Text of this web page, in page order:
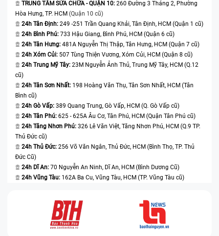
TRUNG TÂM SỬA CHỮA - QUẬN 10: 260 Đường 3 Tháng 2, Phường
Hòa Hưng, TP. HCM (Quận 10 cũ)
24h Tân Định: 249 -251 Trần Quang Khải, Tân Định, HCM (Quận 1 cũ)
24h Bình Phú: 733 Hậu Giang, Bình Phú, HCM (Quận 6 cũ)
24h Tân Hưng: 481A Nguyễn Thị Thập, Tân Hưng, HCM (Quận 7 cũ)
24h Xóm Củi: 507 Tùng Thiện Vương, Xóm Củi, HCM (Quận 8 cũ)
24h Trung Mỹ Tây: 23M Nguyễn Ảnh Thủ, Trung Mỹ Tây, HCM (Q.12
cũ)
24h Tân Sơn Nhất: 198 Hoàng Văn Thụ, Tân Sơn Nhất, HCM (Tân
Bình cũ)
24h Gò Vấp: 389 Quang Trung, Gò Vấp, HCM (Q. Gò Vấp cũ)
24h Tân Phú: 625 - 625A Âu Cơ, Tân Phú, HCM (Quận Tân Phú cũ)
24h Tăng Nhơn Phú: 326 Lê Văn Việt, Tăng Nhơn Phú, HCM (Q.9 TP.
Thủ Đức cũ)
24h Thủ Đức: 256 Võ Văn Ngân, Thủ Đức, HCM (Bình Thọ, TP. Thủ
Đức Cũ)
24h Dĩ An: 70 Nguyễn An Ninh, Dĩ An, HCM (Bình Dương Cũ)
24h Vũng Tàu: 162A Ba Cu, Vũng Tàu, HCM (TP. Vũng Tàu cũ)